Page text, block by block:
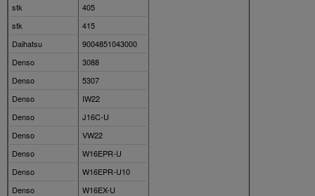
stk
405
stk
415
Daihatsu
9004851043000
Denso
3088
Denso
5307
Denso
IW22
Denso
J16C-U
Denso
VW22
Denso
W16EPR-U
Denso
W16EPR-U10
Denso
W16EX-U